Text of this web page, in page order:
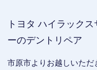
トヨタ ハイラック
ーのデントリペア
市原市よりお越しいただ